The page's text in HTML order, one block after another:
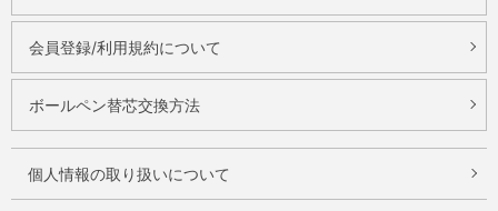
会員登録/利用規約について
ボールペン替芯交換方法
個人情報の取り扱いについて